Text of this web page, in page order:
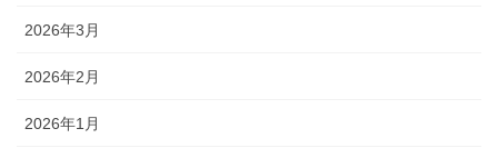
2026年3月
2026年2月
2026年1月